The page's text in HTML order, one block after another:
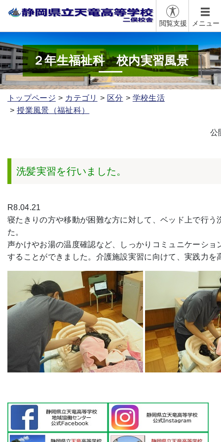
閲覧支援 メニュー
２年生福祉科 校内実習風景
トップページ カテゴリ 区分
学校生活
授業風景（福祉科）
公
洗髪実習を行いました。
R8.04.21
寝たきりの方や移動が困難な方に対して、ベッド上で行う
た。
声かけやお湯の温度確認など、しっかりコミュニケーショ
することができました。介護施設実習に向けて、実践力を